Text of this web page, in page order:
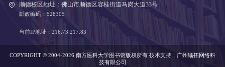
顺德校区地址：佛山市顺德区容桂街道马岗大道33号
邮政编码：528305
当前IP地址：216.73.217.83
COPYRIGHT © 2004-2026 南方医科大学图书馆版权所有 技术支持： 广州镭拓网络科
技有限公司